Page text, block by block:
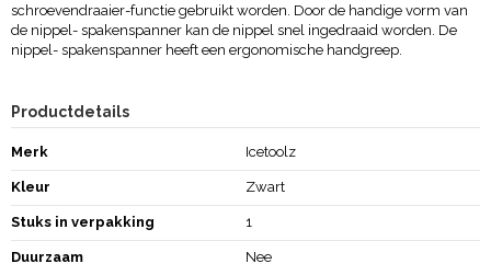
schroevendraaier-functie gebruikt worden. Door de handige vorm van
de nippel- spakenspanner kan de nippel snel ingedraaid worden. De
nippel- spakenspanner heeft een ergonomische handgreep.
Productdetails
Merk Icetoolz
Kleur Zwart
Stuks in verpakking 1
Duurzaam Nee